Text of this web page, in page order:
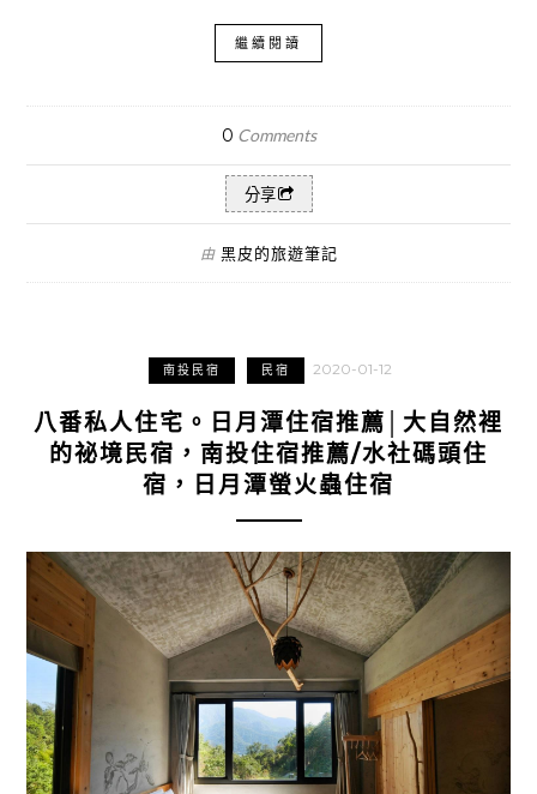
繼續閱讀
0 Comments
分享
由 黑皮的旅遊筆記
南投民宿 民宿 2020-01-12
八番私人住宅。日月潭住宿推薦│大自然裡
的祕境民宿，南投住宿推薦/水社碼頭住
宿，日月潭螢火蟲住宿